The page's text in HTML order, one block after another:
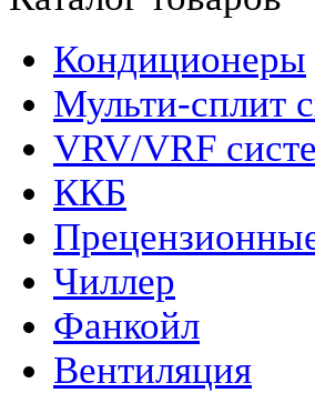
Кондиционеры
Мульти-сплит
VRV/VRF
ККБ
Чиллер
Фанкойл
Вентиляция